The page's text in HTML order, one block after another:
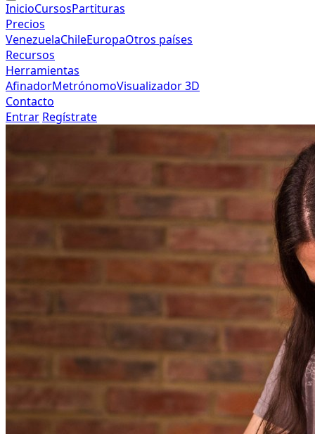
InicioCursosPartituras
Precios
VenezuelaChileEuropaOtros países
Recursos
Herramientas
AfinadorMetrónomoVisualizador 3D
Contacto
Entrar Regístrate